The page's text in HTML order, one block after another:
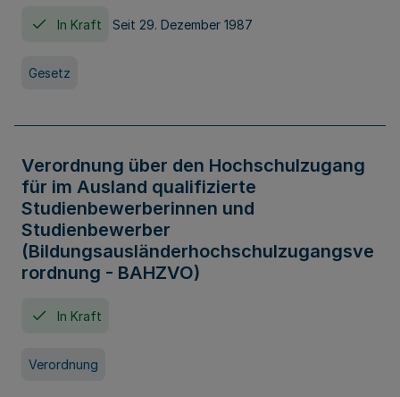
In Kraft Seit 29. Dezember 1987
Gesetz
Verordnung über den Hochschulzugang
für im Ausland qualifizierte
Studienbewerberinnen und
Studienbewerber
(Bildungsausländerhochschulzugangsve
rordnung - BAHZVO)
In Kraft
Verordnung